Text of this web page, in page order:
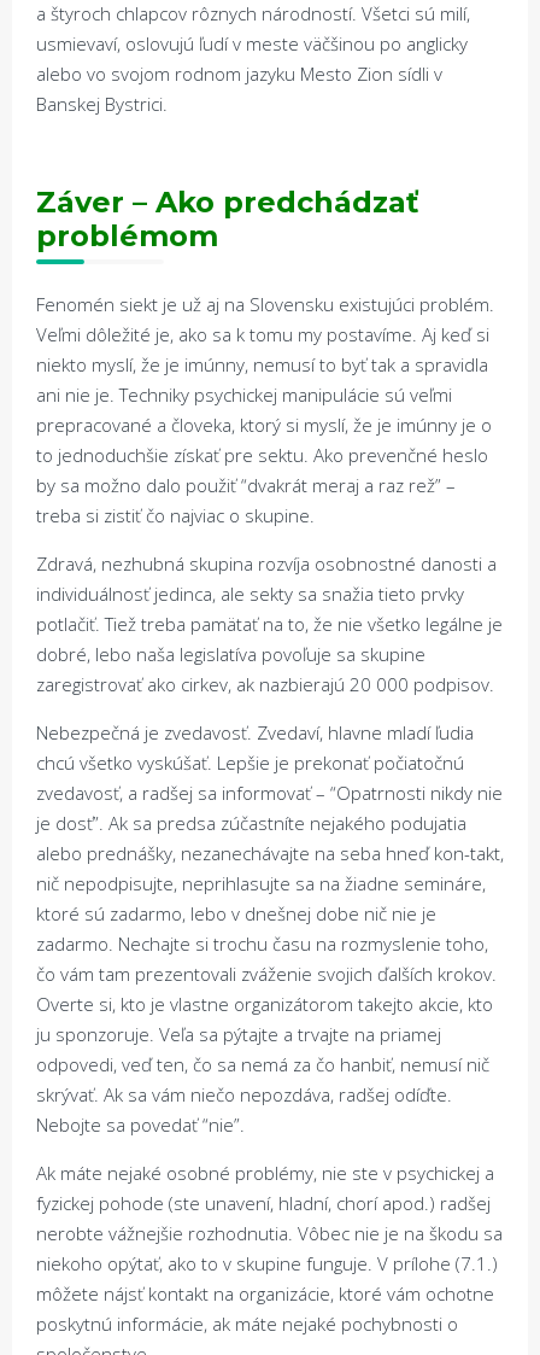
a štyroch chlapcov rôznych národností. Všetci sú milí,
usmievaví, oslovujú ľudí v meste väčšinou po anglicky
alebo vo svojom rodnom jazyku Mesto Zion sídli v
Banskej Bystrici.
Záver – Ako predchádzať
problémom
Fenomén siekt je už aj na Slovensku existujúci problém.
Veľmi dôležité je, ako sa k tomu my postavíme. Aj keď si
niekto myslí, že je imúnny, nemusí to byť tak a spravidla
ani nie je. Techniky psychickej manipulácie sú veľmi
prepracované a človeka, ktorý si myslí, že je imúnny je o
to jednoduchšie získať pre sektu. Ako prevenčné heslo
by sa možno dalo použiť “dvakrát meraj a raz rež” –
treba si zistiť čo najviac o skupine.
Zdravá, nezhubná skupina rozvíja osobnostné danosti a
individuálnosť jedinca, ale sekty sa snažia tieto prvky
potlačiť. Tiež treba pamätať na to, že nie všetko legálne je
dobré, lebo naša legislatíva povoľuje sa skupine
zaregistrovať ako cirkev, ak nazbierajú 20 000 podpisov.
Nebezpečná je zvedavosť. Zvedaví, hlavne mladí ľudia
chcú všetko vyskúšať. Lepšie je prekonať počiatočnú
zvedavosť, a radšej sa informovať – “Opatrnosti nikdy nie
je dosť”. Ak sa predsa zúčastníte nejakého podujatia
alebo prednášky, nezanechávajte na seba hneď kon-takt,
nič nepodpisujte, neprihlasujte sa na žiadne semináre,
ktoré sú zadarmo, lebo v dnešnej dobe nič nie je
zadarmo. Nechajte si trochu času na rozmyslenie toho,
čo vám tam prezentovali zváženie svojich ďalších krokov.
Overte si, kto je vlastne organizátorom takejto akcie, kto
ju sponzoruje. Veľa sa pýtajte a trvajte na priamej
odpovedi, veď ten, čo sa nemá za čo hanbiť, nemusí nič
skrývať. Ak sa vám niečo nepozdáva, radšej odíďte.
Nebojte sa povedať “nie”.
Ak máte nejaké osobné problémy, nie ste v psychickej a
fyzickej pohode (ste unavení, hladní, chorí apod.) radšej
nerobte vážnejšie rozhodnutia. Vôbec nie je na škodu sa
niekoho opýtať, ako to v skupine funguje. V prílohe (7.1.)
môžete nájsť kontakt na organizácie, ktoré vám ochotne
poskytnú informácie, ak máte nejaké pochybnosti o